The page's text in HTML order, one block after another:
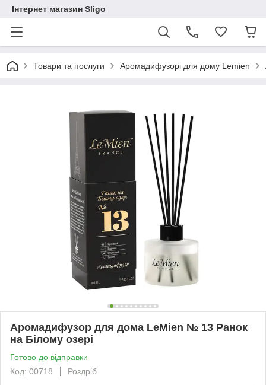
Інтернет магазин Sligo
Товари та послуги Аромадифузорі для дому Lemien
Аромадифузор для дома LeMien № 13 Ранок
на Білому озері
Готово до відправки
Код: 00718
Роздріб